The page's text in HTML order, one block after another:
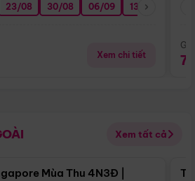
23/08 30/08 06/09 13/09
Xem chi tiết
Xem tất cả
Điểm nổi bật
Mùa Thu 4N3Đ |